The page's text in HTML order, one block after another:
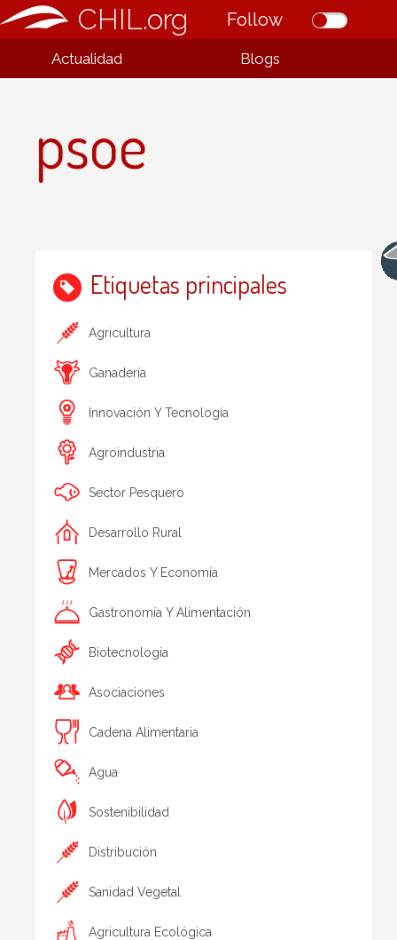
CHIL.org Follow
Actualidad Blogs
psoe
Etiquetas principales
Agricultura
Ganadería
Innovación Y Tecnología
Agroindustria
Sector Pesquero
Desarrollo Rural
Mercados Y Economía
Gastronomía Y Alimentación
Biotecnologia
Asociaciones
Cadena Alimentaria
Agua
Sostenibilidad
Distribución
Sanidad Vegetal
Agricultura Ecológica